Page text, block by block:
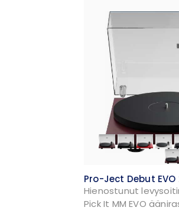
Pro-Ject Debut
Hienostunut
Pick It MM EVO